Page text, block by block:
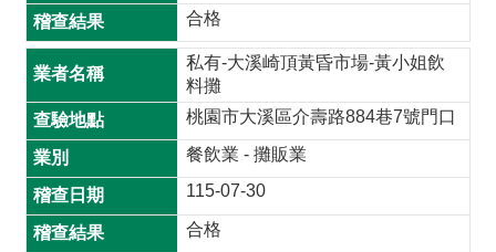
市
政
府
意
見
回
饋
政
合格
私有-大溪崎頂黃昏市場-黃小姐飲
料攤
桃園市大溪區介壽路884巷7號門口
餐飲業 - 攤販業
115-07-30
合格